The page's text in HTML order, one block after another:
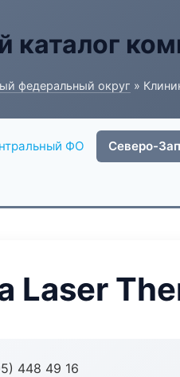
каталог
федеральный округ »
ФО Северо-
Laser
448 49 16